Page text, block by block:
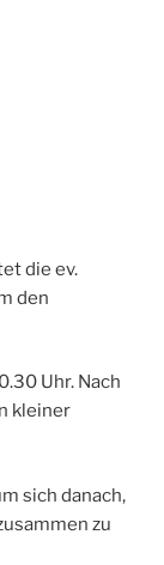
die ev.
den
Uhr. Nach
kleiner
sich danach,
zu